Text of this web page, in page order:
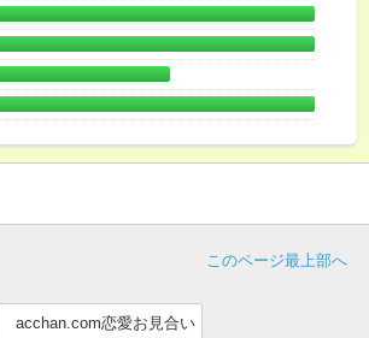
このページ最上部へ